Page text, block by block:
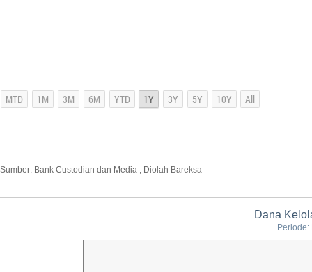
Sumber: Bank Custodian dan Media ; Diolah Bareksa
Dana
Periode: